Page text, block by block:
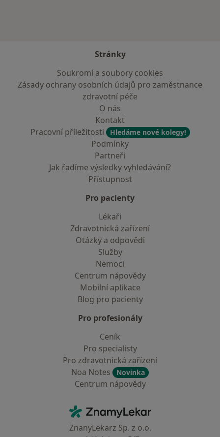
Stránky
Soukromí a soubory cookies
Zásady ochrany osobních údajů pro zaměstnance
zdravotní péče
O nás
Kontakt
Pracovní příležitosti
Hledáme nové kolegy!
Podmínky
Partneři
Jak řadíme výsledky vyhledávání?
Přístupnost
Pro pacienty
Lékaři
Zdravotnická zařízení
Otázky a odpovědi
Služby
Nemoci
Centrum nápovědy
Mobilní aplikace
Blog pro pacienty
Pro profesionály
Ceník
Pro specialisty
Pro zdravotnická zařízení
Noa Notes
Novinka
Centrum nápovědy
ZnamyLekar - Hlavní stránka
ZnanyLekarz Sp. z o.o.